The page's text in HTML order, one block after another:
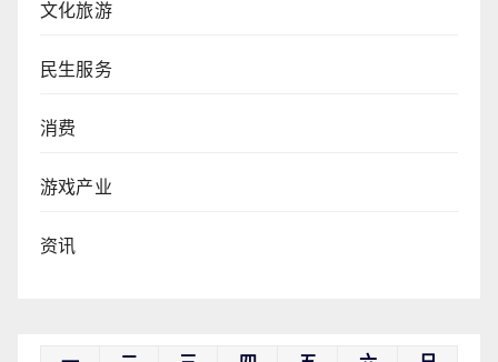
文化旅游
民生服务
消费
游戏产业
资讯